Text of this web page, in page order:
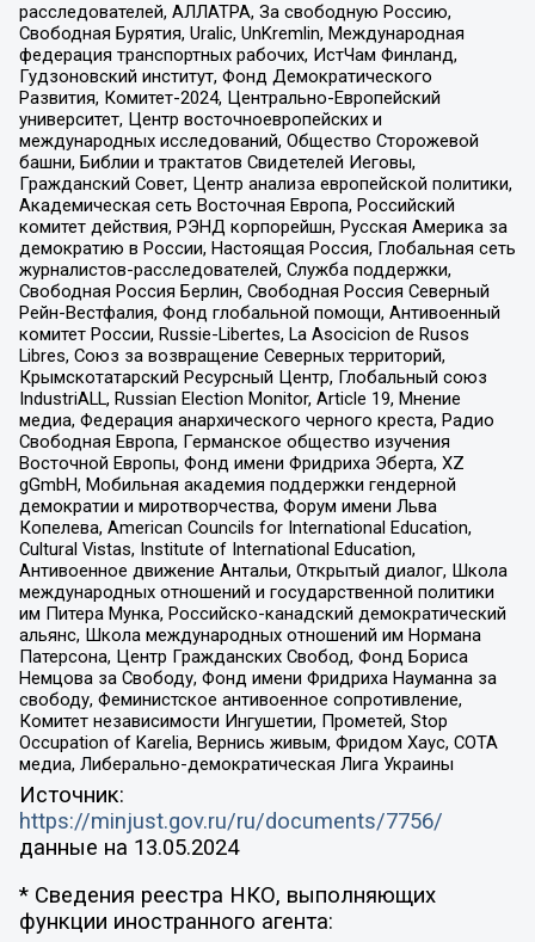
расследователей, АЛЛАТРА, За свободную Россию,
Свободная Бурятия, Uralic, UnKremlin, Международная
федерация транспортных рабочих, ИстЧам Финланд,
Гудзоновский институт, Фонд Демократического
Развития, Комитет-2024, Центрально-Европейский
университет, Центр восточноевропейских и
международных исследований, Общество Сторожевой
башни, Библии и трактатов Свидетелей Иеговы,
Гражданский Совет, Центр анализа европейской политики,
Академическая сеть Восточная Европа, Российский
комитет действия, РЭНД корпорейшн, Русская Америка за
демократию в России, Настоящая Россия, Глобальная сеть
журналистов-расследователей, Служба поддержки,
Свободная Россия Берлин, Свободная Россия Северный
Рейн-Вестфалия, Фонд глобальной помощи, Антивоенный
комитет России, Russie-Libertes, La Asocicion de Rusos
Libres, Союз за возвращение Северных территорий,
Крымскотатарский Ресурсный Центр, Глобальный союз
IndustriALL, Russian Election Monitor, Article 19, Мнение
медиа, Федерация анархического черного креста, Радио
Свободная Европа, Германское общество изучения
Восточной Европы, Фонд имени Фридриха Эберта, XZ
gGmbH, Мобильная академия поддержки гендерной
демократии и миротворчества, Форум имени Льва
Копелева, American Councils for International Education,
Cultural Vistas, Institute of International Education,
Антивоенное движение Антальи, Открытый диалог, Школа
международных отношений и государственной политики
им Питера Мунка, Российско-канадский демократический
альянс, Школа международных отношений им Нормана
Патерсона, Центр Гражданских Свобод, Фонд Бориса
Немцова за Свободу, Фонд имени Фридриха Науманна за
свободу, Феминистское антивоенное сопротивление,
Комитет независимости Ингушетии, Прометей, Stop
Occupation of Karelia, Вернись живым, Фридом Хаус, СОТА
медиа, Либерально-демократическая Лига Украины
Источник:
https://minjust.gov.ru/ru/documents/7756/
данные на 13.05.2024
* Сведения реестра НКО, выполняющих
функции иностранного агента: